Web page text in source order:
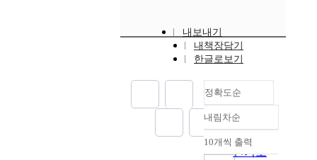
내보내기
내책장담기
한글로보기
정확도순
정확도
순
인기도
내림차순
내림차순
10개씩 출력